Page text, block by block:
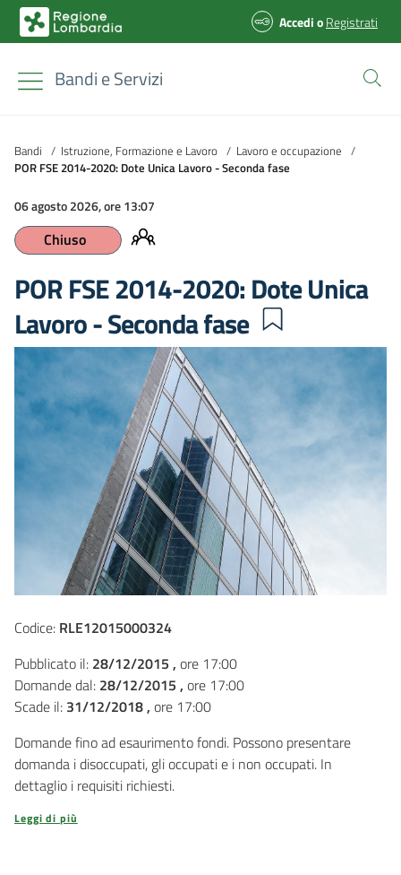
AccedioRegistrati
Bandi e Servizi
Bandi / Istruzione, Formazione e Lavoro / Lavoro e occupazione /
POR FSE 2014-2020: Dote Unica Lavoro - Seconda fase
06 agosto 2026, ore 13:07
Chiuso
POR FSE 2014-2020: Dote Unica
Lavoro - Seconda fase
Codice: RLE12015000324
Pubblicato il: 28/12/2015 , ore 17:00
Domande dal: 28/12/2015 , ore 17:00
Scade il: 31/12/2018 , ore 17:00
Domande fino ad esaurimento fondi. Possono presentare
domanda i disoccupati, gli occupati e i non occupati. In
dettaglio i requisiti richiesti.
Leggi di più